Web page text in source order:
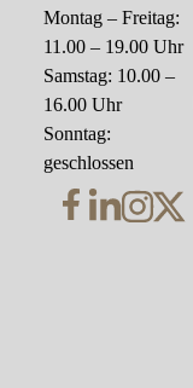
Montag – Freitag:
11.00 – 19.00 Uhr
Samstag: 10.00 –
16.00 Uhr
Sonntag:
geschlossen